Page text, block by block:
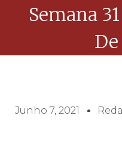
Semana
Junho 7, 2021